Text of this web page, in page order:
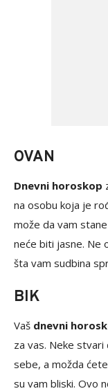
OVAN
Dnevni horoskop
na osobu koja je
može da vam
neće biti jasne. Ne
šta vam sudbina
BIK
Vaš dnevni
za vas. Neke
sebe, a možda
su vam bliski. Ovo